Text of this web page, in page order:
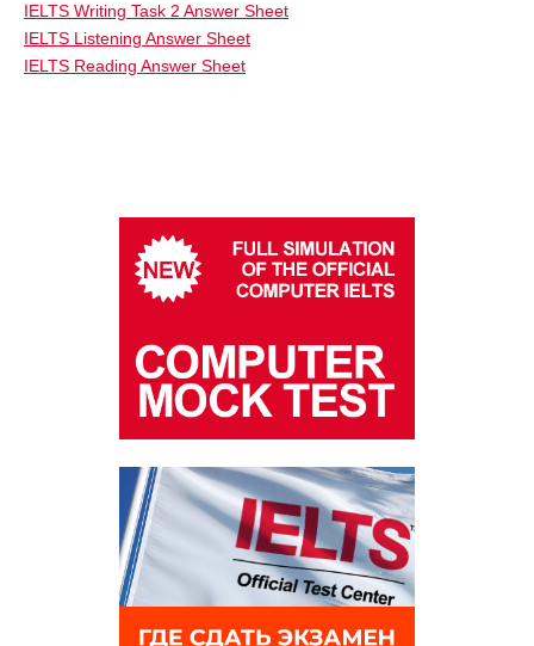
IELTS Writing Task 2 Answer Sheet
IELTS Listening Answer Sheet
IELTS Reading Answer Sheet